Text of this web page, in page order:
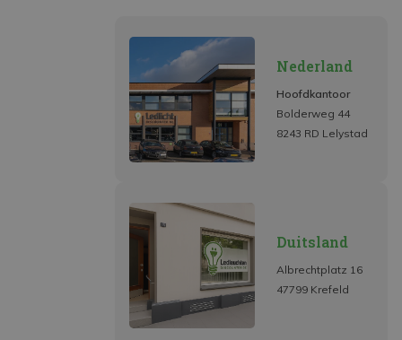
Nederland
Hoofdkantoor
Bolderweg 44
8243 RD Lelystad
Duitsland
Albrechtplatz 16
47799 Krefeld